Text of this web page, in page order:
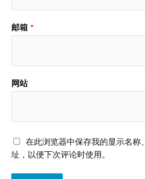
邮箱 *
网站
在此浏览器中保存我的显示名称
址，以便下次评论时使用。